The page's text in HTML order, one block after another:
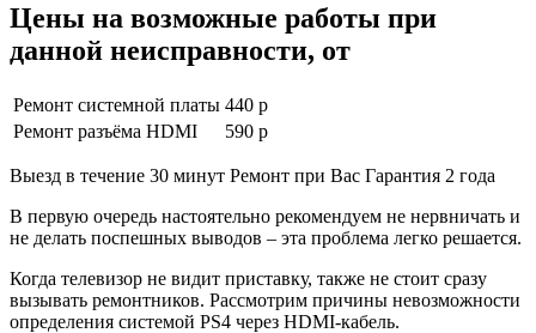
Цены на возможные работы при
данной неисправности, от
Ремонт системной платы 440 р
Ремонт разъёма HDMI
590 р
Выезд в течение 30 минут Ремонт при Вас Гарантия 2 года
В первую очередь настоятельно рекомендуем не нервничать и
не делать поспешных выводов – эта проблема легко решается.
Когда телевизор не видит приставку, также не стоит сразу
вызывать ремонтников. Рассмотрим причины невозможности
определения системой PS4 через HDMI-кабель.